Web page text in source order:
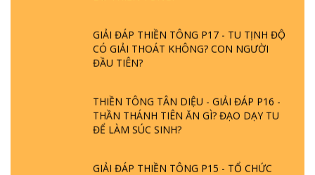
GIẢI ĐÁP THIỀN TÔNG P17 - TU TỊNH ĐỘ
CÓ GIẢI THOÁT KHÔNG? CON NGƯỜI
ĐẦU TIÊN?
THIỀN TÔNG TÂN DIỆU - GIẢI ĐÁP P16 -
THẦN THÁNH TIÊN ĂN GÌ? ĐẠO DẠY TU
ĐỂ LÀM SÚC SINH?
GIẢI ĐÁP THIỀN TÔNG P15 - TỔ CHỨC